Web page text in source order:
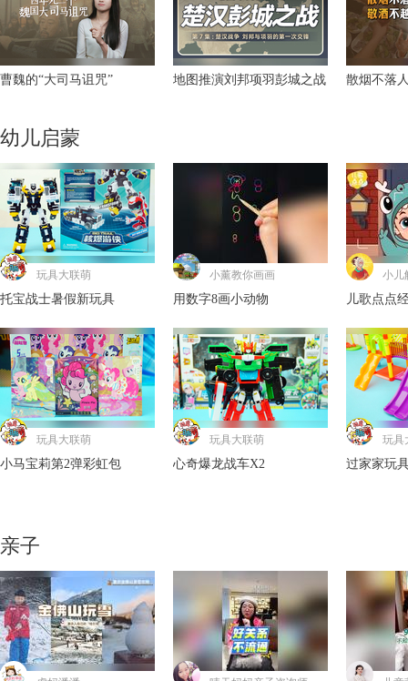
曹魏的“大司马诅咒” 地图推演刘邦项羽彭城之战 散烟不落
幼儿启蒙
玩具大联萌
托宝战士暑假新玩具
小薰教你画画
用数字8画小动物
小儿
儿歌点点
玩具大联萌
叶罗丽第18弹魔法包
玩不累妈妈
10后的玩具太卷了！
玩具大联萌
小马宝莉第2弹彩虹包
玩具大联萌
心奇爆龙战车X2
玩具
过家家玩
玩具大联萌
小马宝莉第2弹彩虹包
小树玩具车
丽佳娃娃变成了艾莎公主
亲子